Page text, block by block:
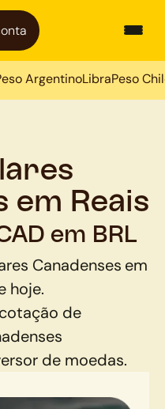
ArgentinoLibraPeso
em Reais
em BRL
Canadenses em
hoje.
de
de moedas.